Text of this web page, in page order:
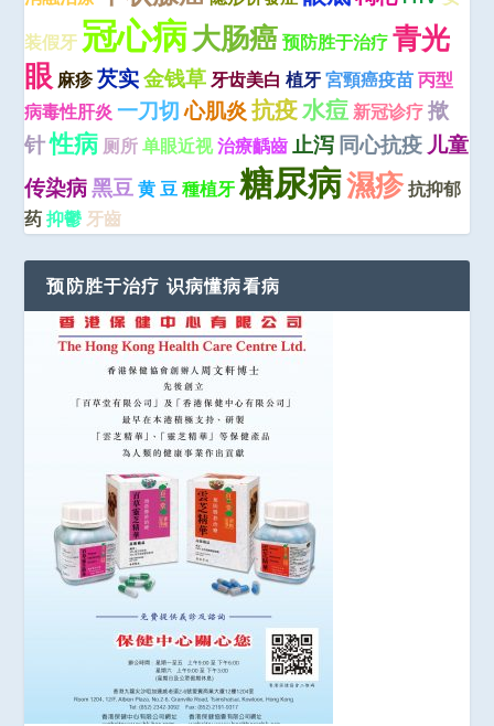
装假牙 冠心病大肠癌 预防胜于治疗 青光
眼 麻疹芡实金钱草 牙齿美白 植牙 宮頸癌疫苗 丙型
病毒性肝炎 一刀切 心肌炎 抗疫水痘 新冠诊疗 揿
针性病 厕所 单眼近视治療齲齒 止泻同心抗疫 儿童
传染病黑豆 黄 豆 種植牙 糖尿病濕疹抗抑郁
药 抑鬱 牙齒
预防胜于治疗 识病懂病看病